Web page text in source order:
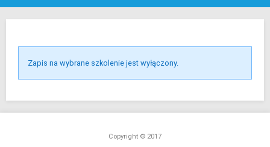
Zapis na wybrane szkolenie jest wyłączony.
Copyright © 2017